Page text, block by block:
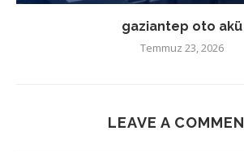
gaziantep oto akü
Temmuz 23, 2026
LEAVE A